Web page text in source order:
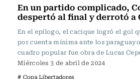
En un partido complicado,
despertó al final y derrotó a
En el epílogo, el cacique logró el gol
por cuenta mínima ante los
cuadro popular fue obra de Lucas
Miércoles 3 de abril de 2024
# Copa Libertadores